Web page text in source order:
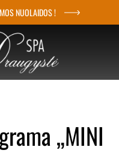
NUOLAIDOS !
„MINI